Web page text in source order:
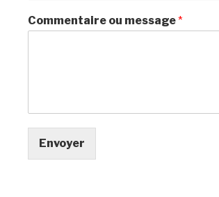
Commentaire ou message*
Envoyer